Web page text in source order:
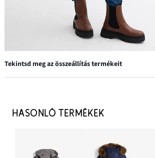
Tekintsd meg az összeállítás termékeit
Cap hímzéssel
HASONLÓ TERMÉKEK